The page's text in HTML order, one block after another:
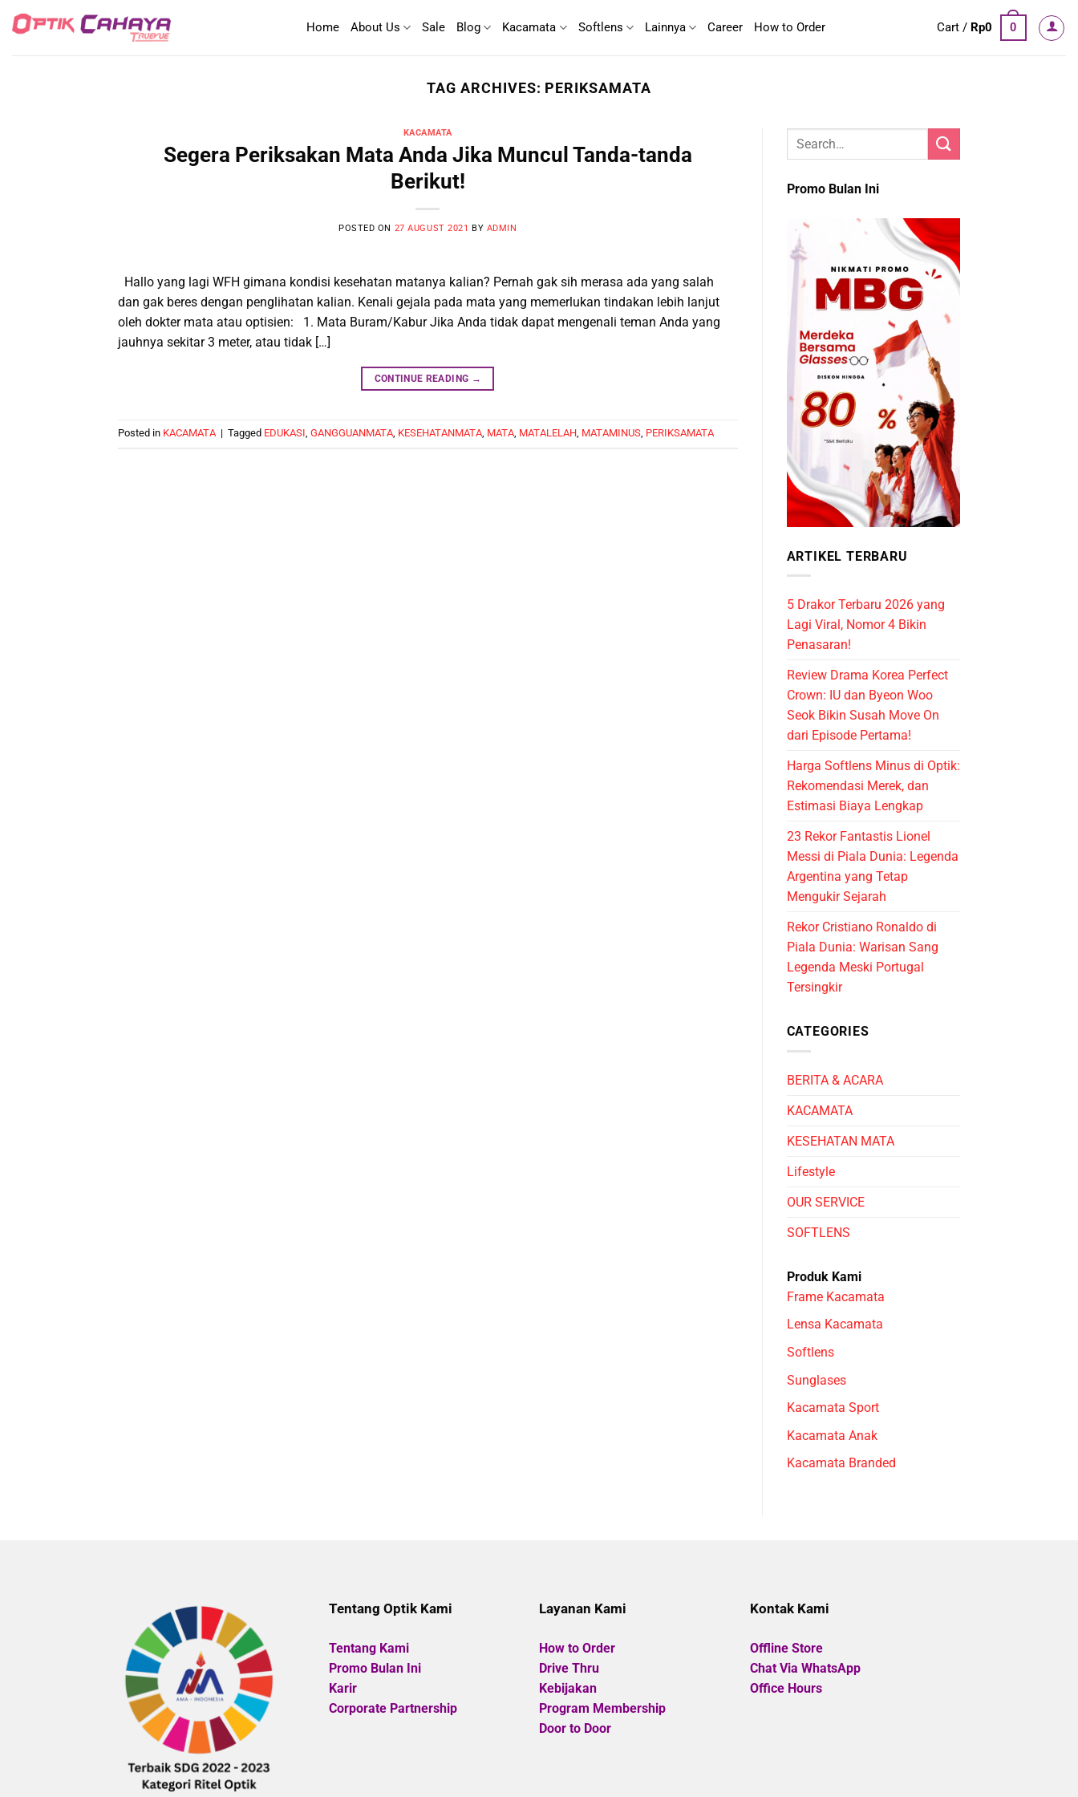
Home About Us Sale Blog Kacamata Softlens Lainnya Career How to Order Cart / Rp0 0
TAG ARCHIVES: PERIKSAMATA
KACAMATA
Segera Periksakan Mata Anda Jika Muncul Tanda-tanda
Berikut!
POSTED ON 27 AUGUST 2021 BY ADMIN
Hallo yang lagi WFH gimana kondisi kesehatan matanya kalian? Pernah gak sih merasa ada yang salah
dan gak beres dengan penglihatan kalian. Kenali gejala pada mata yang memerlukan tindakan lebih lanjut
oleh dokter mata atau optisien: 1. Mata Buram/Kabur Jika Anda tidak dapat mengenali teman Anda yang
jauhnya sekitar 3 meter, atau tidak […]
CONTINUE READING →
Posted in KACAMATA | Tagged EDUKASI, GANGGUANMATA, KESEHATANMATA, MATA, MATALELAH, MATAMINUS, PERIKSAMATA
Promo Bulan Ini
ARTIKEL TERBARU
5 Drakor Terbaru 2026 yang
Lagi Viral, Nomor 4 Bikin
Penasaran!
Review Drama Korea Perfect
Crown: IU dan Byeon Woo
Seok Bikin Susah Move On
dari Episode Pertama!
Harga Softlens Minus di Optik:
Rekomendasi Merek, dan
Estimasi Biaya Lengkap
23 Rekor Fantastis Lionel
Messi di Piala Dunia: Legenda
Argentina yang Tetap
Mengukir Sejarah
Rekor Cristiano Ronaldo di
Piala Dunia: Warisan Sang
Legenda Meski Portugal
Tersingkir
CATEGORIES
BERITA & ACARA
KACAMATA
KESEHATAN MATA
Lifestyle
OUR SERVICE
SOFTLENS
Produk Kami
Frame Kacamata
Lensa Kacamata
Softlens
Sunglases
Kacamata Sport
Kacamata Anak
Kacamata Branded
Tentang Optik Kami
Tentang Kami
Promo Bulan Ini
Karir
Corporate Partnership
Layanan Kami
How to Order
Drive Thru
Kebijakan
Program Membership
Door to Door
Kontak Kami
Offline Store
Chat Via WhatsApp
Office Hours